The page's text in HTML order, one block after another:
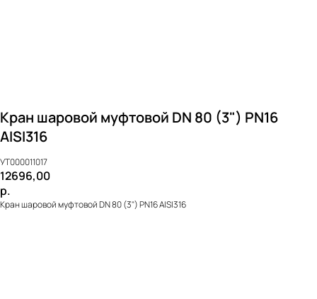
Кран шаровой муфтовой DN 80 (3") PN16
AISI316
УТ000011017
12696,00
р.
Кран шаровой муфтовой DN 80 (3") PN16 AISI316